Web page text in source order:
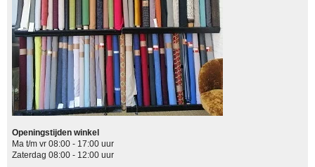
Openingstijden winkel
Ma t/m vr 08:00 - 17:00 uur
Zaterdag 08:00 - 12:00 uur